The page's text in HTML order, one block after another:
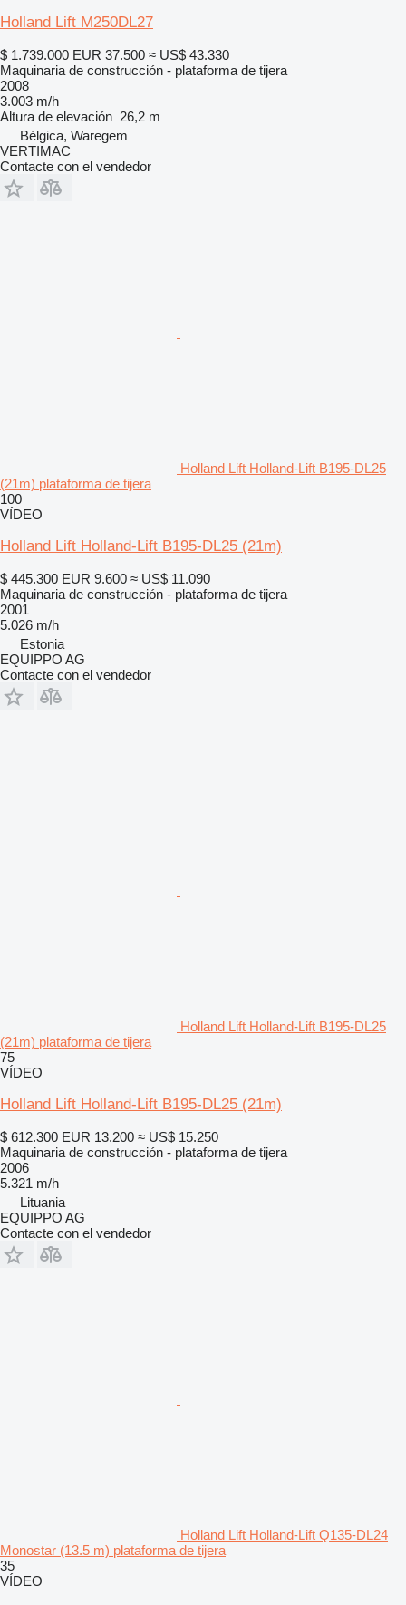
Holland Lift M250DL27
$ 1.739.000 EUR 37.500 ≈ US$ 43.330
Maquinaria de construcción - plataforma de tijera
2008
3.003 m/h
Altura de elevación 26,2 m
Bélgica, Waregem
VERTIMAC
Contacte con el vendedor
Holland Lift Holland-Lift B195-DL25
(21m) plataforma de tijera
100
VÍDEO
Holland Lift Holland-Lift B195-DL25 (21m)
$ 445.300 EUR 9.600 ≈ US$ 11.090
Maquinaria de construcción - plataforma de tijera
2001
5.026 m/h
Estonia
EQUIPPO AG
Contacte con el vendedor
Holland Lift Holland-Lift B195-DL25
(21m) plataforma de tijera
75
VÍDEO
Holland Lift Holland-Lift B195-DL25 (21m)
$ 612.300 EUR 13.200 ≈ US$ 15.250
Maquinaria de construcción - plataforma de tijera
2006
5.321 m/h
Lituania
EQUIPPO AG
Contacte con el vendedor
Holland Lift Holland-Lift Q135-DL24
Monostar (13.5 m) plataforma de tijera
35
VÍDEO